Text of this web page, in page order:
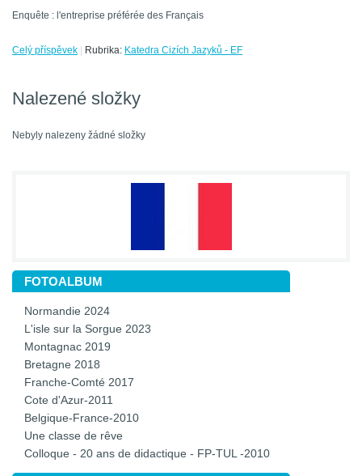
Enquête : l'entreprise préférée des Français
Celý příspěvek Rubrika: Katedra Cizích Jazyků - EF
Nalezené složky
Nebyly nalezeny žádné složky
FOTOALBUM
Normandie 2024
L'isle sur la Sorgue 2023
Montagnac 2019
Bretagne 2018
Franche-Comté 2017
Cote d'Azur-2011
Belgique-France-2010
Une classe de rêve
Colloque - 20 ans de didactique - FP-TUL -2010